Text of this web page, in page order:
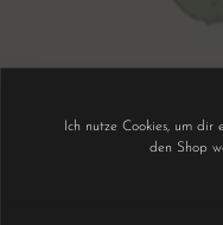
Ich nutze Cookies, um
den Shop